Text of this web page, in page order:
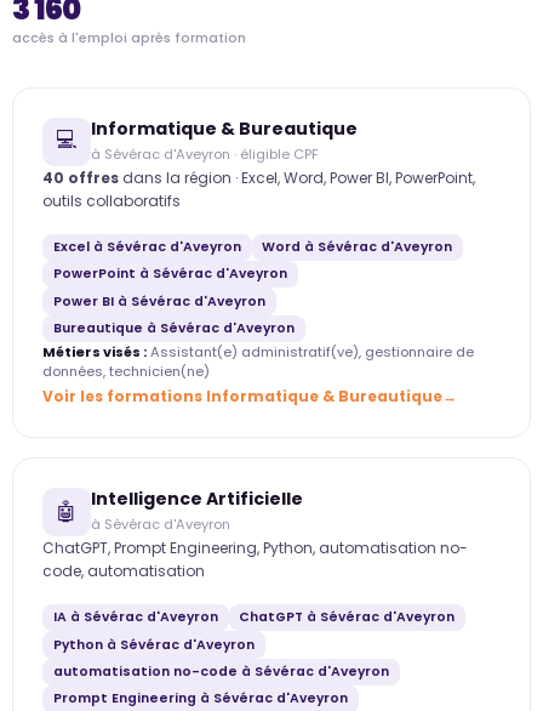
3 160
accès à l'emploi après formation
💻 Informatique & Bureautique
à Sévérac d'Aveyron · éligible CPF
40 offres dans la région · Excel, Word, Power BI, PowerPoint,
outils collaboratifs
Excel à Sévérac d'Aveyron
Word à Sévérac d'Aveyron
PowerPoint à Sévérac d'Aveyron
Power BI à Sévérac d'Aveyron
Bureautique à Sévérac d'Aveyron
Métiers visés :Assistant(e) administratif(ve), gestionnaire de
données, technicien(ne)
Voir les formations Informatique & Bureautique
🤖 Intelligence Artificielle
à Sévérac d'Aveyron
ChatGPT, Prompt Engineering, Python, automatisation no-
code, automatisation
IA à Sévérac d'Aveyron
ChatGPT à Sévérac d'Aveyron
Python à Sévérac d'Aveyron
automatisation no-code à Sévérac d'Aveyron
Prompt Engineering à Sévérac d'Aveyron